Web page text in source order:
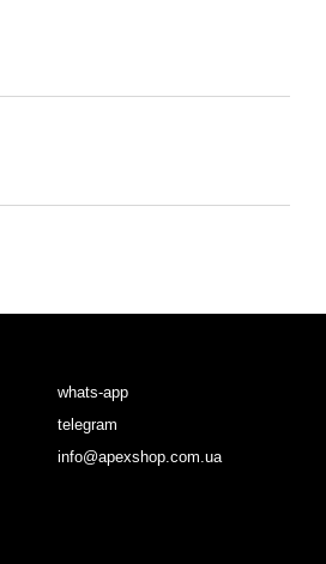
whats-app
telegram
info@apexshop.com.ua